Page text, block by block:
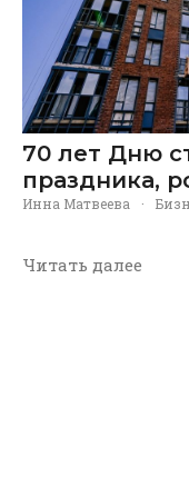
70 лет Дню
праздника,
Инна Матвеева ·
Читать далее